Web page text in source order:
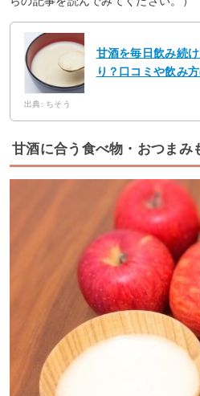
甘酒を毎日飲み続
り？口コミや飲み
出典: ちそう
甘酒に合う食べ物・おつまみ